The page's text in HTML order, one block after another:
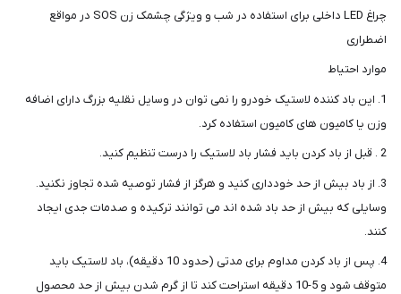
چراغ LED داخلی برای استفاده در شب و ویژگی چشمک زن SOS در مواقع
اضطراری
موارد احتیاط
1. این باد کننده لاستیک خودرو را نمی توان در وسایل نقلیه بزرگ دارای اضافه
وزن یا کامیون های کامیون استفاده کرد.
2 . قبل از باد کردن باید فشار باد لاستیک را درست تنظیم کنید.
3. از باد بیش از حد خودداری کنید و هرگز از فشار توصیه شده تجاوز نکنید.
وسایلی که بیش از حد باد شده اند می توانند ترکیده و صدمات جدی ایجاد
کنند.
4. پس از باد کردن مداوم برای مدتی (حدود 10 دقیقه)، باد لاستیک باید
متوقف شود و 5-10 دقیقه استراحت کند تا از گرم شدن بیش از حد محصول